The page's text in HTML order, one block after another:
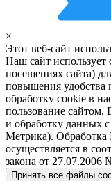
×
Этот веб-сайт
Наш сайт
посещениях сайта)
повышения удобства
обработку cookie в
пользование сайтом,
и обработку данных
Метрика).
осуществляется в
закона от
Принять все файлы